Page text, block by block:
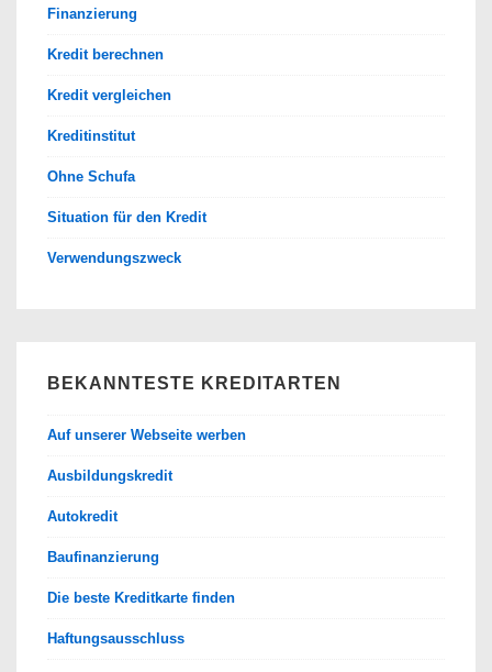
Finanzierung
Kredit berechnen
Kredit vergleichen
Kreditinstitut
Ohne Schufa
Situation für den Kredit
Verwendungszweck
BEKANNTESTE KREDITARTEN
Auf unserer Webseite werben
Ausbildungskredit
Autokredit
Baufinanzierung
Die beste Kreditkarte finden
Haftungsausschluss